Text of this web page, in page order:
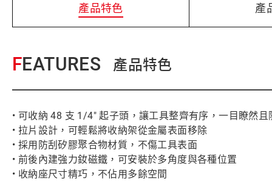
產品特色 產
FEATURES 產品特色
• 可收納 48 支 1/4" 起子頭，讓工具整齊有序，一目瞭然且
• 拉片設計，可輕鬆將收納架從金屬表面移除
• 採用防刮矽膠聚合物材質，不傷工具表面
• 前後內建強力釹磁鐵，可安裝於多角度與各種位置
• 收納座尺寸精巧，不佔用多餘空間